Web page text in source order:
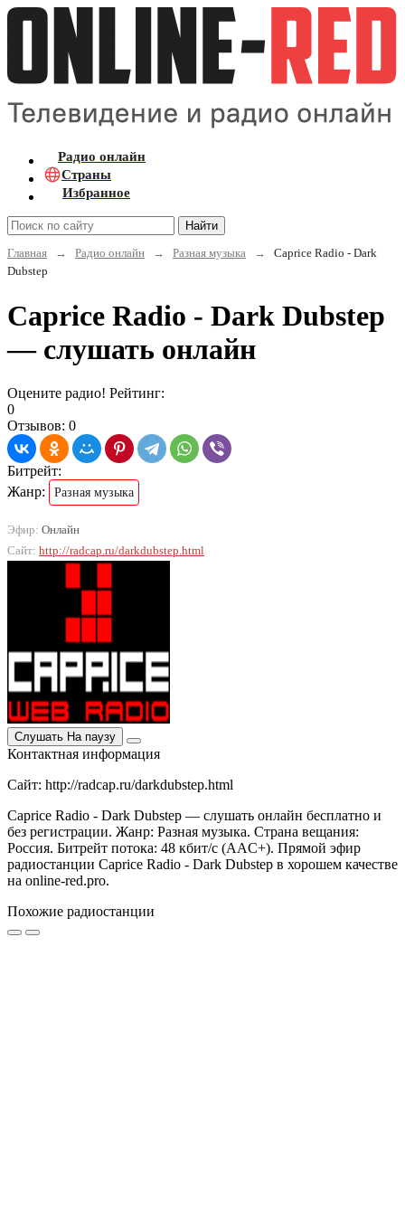
Радио онлайн
Страны
Избранное
Найти
Главная
→ Радио онлайн → Разная музыка →
Caprice Radio - Dark
Dubstep
Caprice Radio - Dark Dubstep
— слушать онлайн
Оцените радио! Рейтинг:
0
Отзывов: 0
Битрейт:
Жанр:
Разная музыка
Эфир: Онлайн
Сайт: http://radcap.ru/darkdubstep.html
Слушать На паузу
Контактная информация
Сайт: http://radcap.ru/darkdubstep.html
Caprice Radio - Dark Dubstep — слушать онлайн бесплатно и
без регистрации. Жанр: Разная музыка. Страна вещания:
Россия. Битрейт потока: 48 кбит/с (AAC+). Прямой эфир
радиостанции Caprice Radio - Dark Dubstep в хорошем качестве
на online-red.pro.
Похожие радиостанции